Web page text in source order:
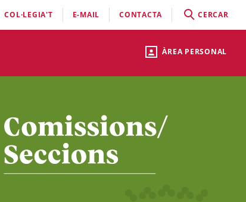
ÀREA PERSONAL
COL·LEGIA'T E-MAIL CONTACTA CERCAR